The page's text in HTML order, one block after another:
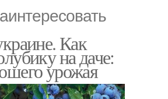
Как
на даче:
урожая